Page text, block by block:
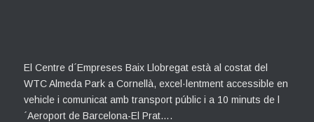
El Centre d´Empreses Baix Llobregat està al costat del
WTC Almeda Park a Cornellà, excel·lentment accessible en
vehicle i comunicat amb transport públic i a 10 minuts de l
´Aeroport de Barcelona-El Prat….